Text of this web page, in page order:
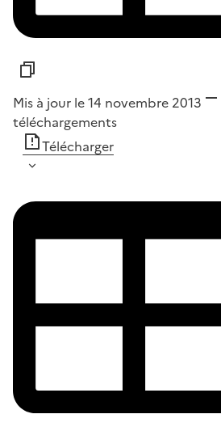
Mis à jour le 14 novembre 2013
téléchargements
Télécharger